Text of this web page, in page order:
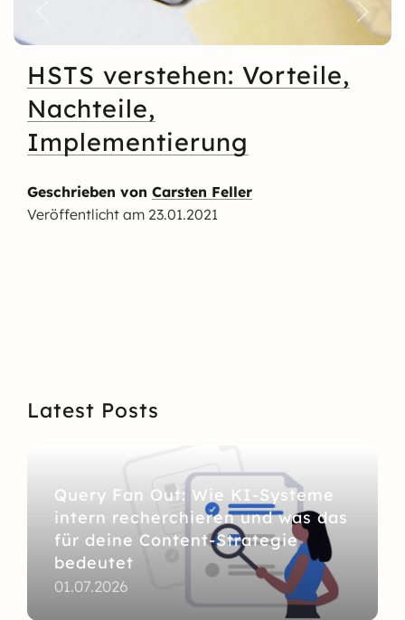
HSTS verstehen: Vorteile,
Nachteile,
Implementierung
Geschrieben von Carsten Feller
Veröffentlicht am 23.01.2021
Latest Posts
Query Fan Out: Wie KI-Systeme
intern recherchieren und was das
für deine Content-Strategie
bedeutet
01.07.2026